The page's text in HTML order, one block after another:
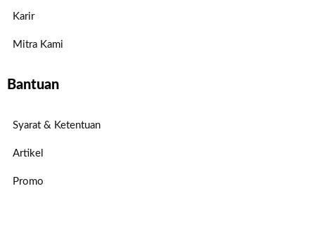
Karir
Mitra Kami
Bantuan
Syarat & Ketentuan
Artikel
Promo